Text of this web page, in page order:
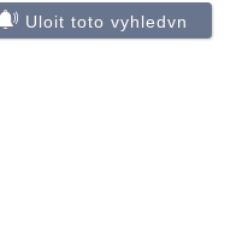
Uloit toto vyhledvn